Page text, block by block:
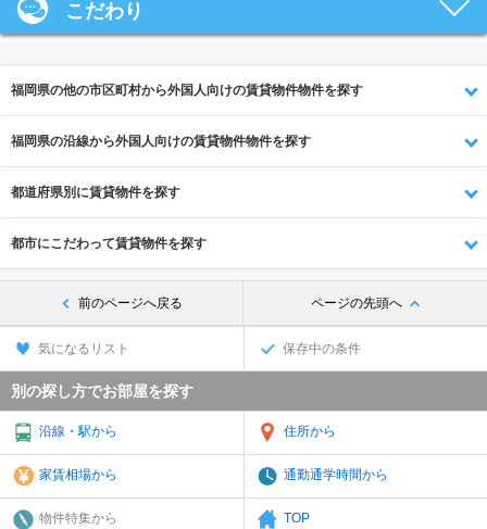
こだわり
福岡県の他の市区町村から外国人向けの賃貸物件物件を探す
福岡県の沿線から外国人向けの賃貸物件物件を探す
都道府県別に賃貸物件を探す
都市にこだわって賃貸物件を探す
前のページへ戻る ページの先頭へ
気になるリスト 保存中の条件
別の探し方でお部屋を探す
沿線・駅から 住所から
家賃相場から 通勤通学時間から
物件特集から TOP